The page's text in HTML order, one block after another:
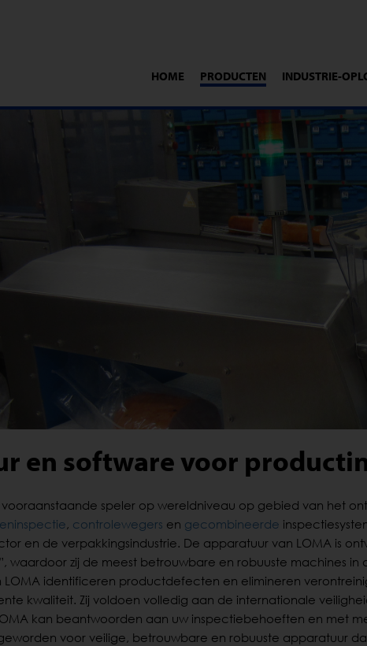
HOME PRODUCTEN INDUSTRIE-
en software voor
vooraanstaande speler op wereldniveau op gebied van het
, controlewegers en gecombineerde
en de verpakkingsindustrie. De apparatuur van LOMA is
”, waardoor zij de meest betrouwbare en robuuste machines in
LOMA identificeren productdefecten en elimineren
kwaliteit. Zij voldoen volledig aan de internationale
kan beantwoorden aan uw inspectiebehoeften en met
voor veilige, betrouwbare en robuuste apparatuur